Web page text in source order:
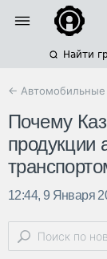
Найти
← Автомобильные
Почему
продукции
12:44, 9 Января